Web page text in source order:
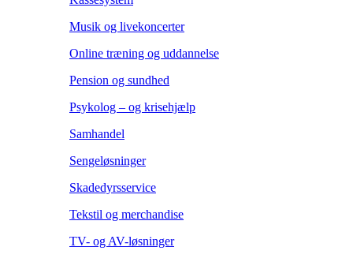
Musik og livekoncerter
Online træning og uddannelse
Pension og sundhed
Psykolog – og krisehjælp
Samhandel
Sengeløsninger
Skadedyrsservice
Tekstil og merchandise
TV- og AV-løsninger